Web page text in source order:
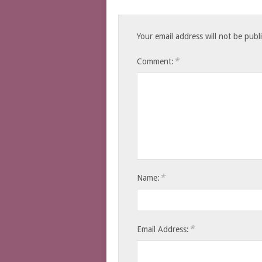
Your email address will not be
Comment: *
Name: *
Email Address: *